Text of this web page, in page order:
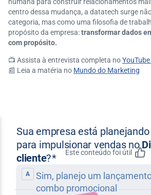
centro dessa mudança, a datatech surge
categoria, mas como uma filosofia de
propósito da empresa:transformar dados
com propósito.
📺 Assista à entrevista completa no
📰 Leia a matéria no Mundo do Marketing
Este conteúdo foi útil